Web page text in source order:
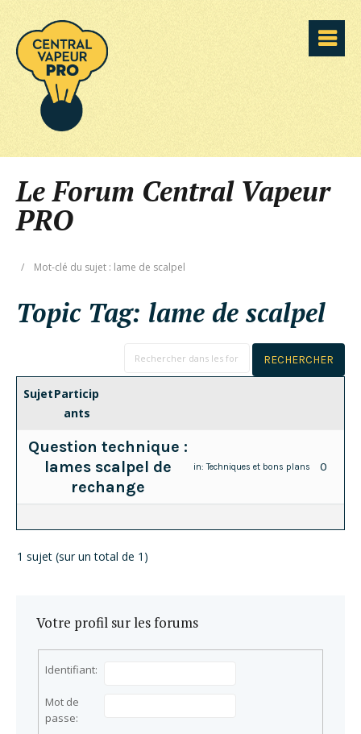
Le Forum Central Vapeur
PRO
/ Mot-clé du sujet : lame de scalpel
Topic Tag: lame de scalpel
SujetParticip
ants
Question technique :
lames scalpel de
rechange
in:Techniques et bons plans 0
1 sujet (sur un total de 1)
Votre profil sur les forums
Identifiant:
Mot de
passe: